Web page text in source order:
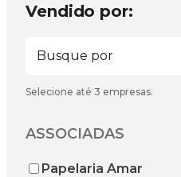
Vendido por:
Selecione até 3 empresas.
ASSOCIADAS
Papelaria Amar